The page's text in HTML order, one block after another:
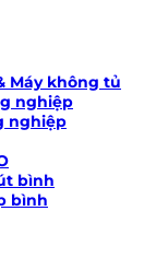
Máy không tủ
nghiệp
nghiệp
bình
bình